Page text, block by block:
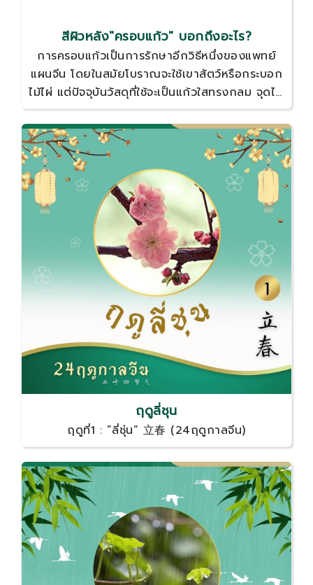
สีผิวหลัง"ครอบแก้ว" บอกถึงอะไร?
การครอบแก้วเป็นการรักษาอีกวิธีหนึ่งของแพทย์
แผนจีน โดยในสมัยโบราณจะใช้เขาสัตว์หรือกระบอก
ไม้ไผ่ แต่ปัจจุบันวัสดุที่ใช้จะเป็นแก้วใสทรงกลม จุดไฟ
แล้วนำเปลวไฟเข้าไปในแก้วทรงกลมเพื่อให้เกิดสูญ
ญากาศภายในแก้ว แล้วจึงนำมาวางครอบบริเวณ
ต่างๆ บนร่างกาย การที่ผิวหนัง ถูกดูดด้วยแก้วที่
เป็นสูญญากาศจะทำให้เกิดการไหลเวียนของเลือด
บริเวณนั้นอย่างมาก เป็นการปั๊มเลือดเข้าสู่ กล้าม
เนื้อบริเวณที่ทำการครอบเเก้ว หลอดเลือดฝอย
ขยายตัวขึ้น นำมาสู่การที่เนื้อเยื่อได้รับเลือด
ออกซิเจน มากขึ้น สีหลังจากที่ครอบแก้วจะสามารถ
บอกถึงสุขภาพภายในของคุณได้
ฤดูลี่ชุน
ฤดูที่1 : ”ลี่ชุ่น” 立春 (24ฤดูกาลจีน)